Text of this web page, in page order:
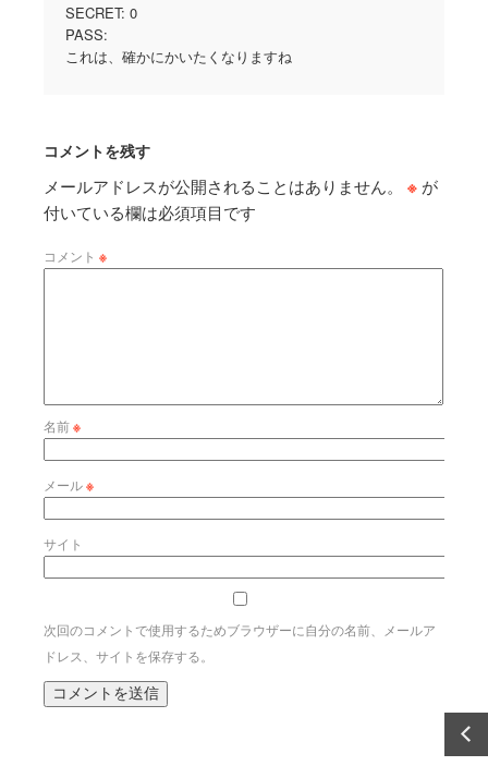
SECRET: 0
PASS:
これは、確かにかいたくなりますね
コメントを残す
メールアドレスが公開されることはありません。 ※ が
付いている欄は必須項目です
コメント ※
名前※
メール※
サイト
次回のコメントで使用するためブラウザーに自分の名前、メールア
ドレス、サイトを保存する。